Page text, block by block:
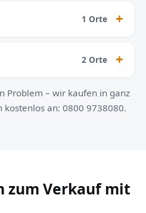
1 Orte
2 Orte
Problem – wir kaufen in ganz
kostenlos an: 0800 9738080.
zum Verkauf mit